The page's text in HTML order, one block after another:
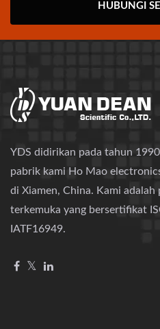
HUBUNGI
YDS didirikan pada tahun
pabrik kami Ho Mao
di Xiamen, China. Kami
terkemuka yang bersertifikat
IATF16949.